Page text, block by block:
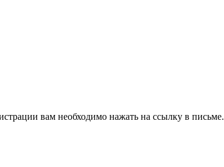
вам необходимо нажать на ссылку в письме.